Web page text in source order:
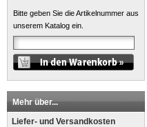
Bitte geben Sie die Artikelnummer aus
unserem Katalog ein.
Mehr über...
Liefer- und Versandkosten